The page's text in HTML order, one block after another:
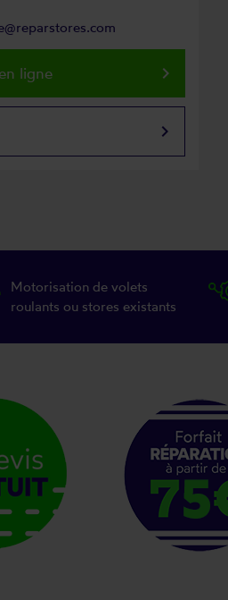
ligne keyboard_arrow_right
keyboard_arrow_right
Motorisation de volets
roulants ou stores existants